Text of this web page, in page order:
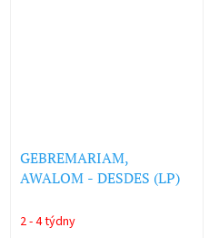
GEBREMARIAM,
AWALOM - DESDES (LP)
2 - 4 týdny